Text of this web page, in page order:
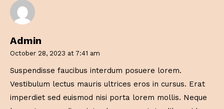
Admin
October 28, 2023 at 7:41 am
Suspendisse faucibus interdum posuere lorem.
Vestibulum lectus mauris ultrices eros in cursus. Erat
imperdiet sed euismod nisi porta lorem mollis. Neque